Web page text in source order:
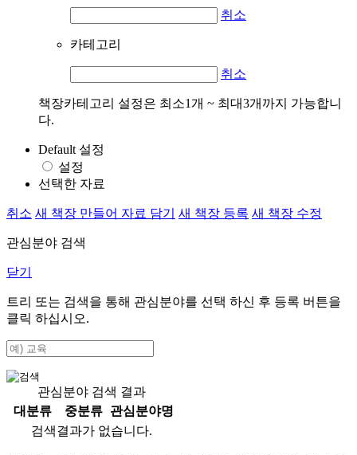
취소
카테고리
취소
책장카테고리 설정은 최소1개 ~ 최대3개까지 가능합니
다.
Default 설정
설정
선택한 자료
취소 새 책장 만들어 자료 담기 새 책장 등록 새 책장 수정
관심분야 검색
닫기
트리 또는 검색을 통해 관심분야를 선택 하신 후 등록 버튼을
클릭 하십시오.
관심분야 검색 결과
대분류
중분류
관심분야명
검색결과가 없습니다.